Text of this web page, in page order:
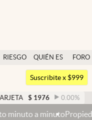
RIESGO
QUIÉN ES
QUIÉN
FORO
Argentina
México
Suscribite x $999
0.00 % DÓLAR MEP
con cruces y